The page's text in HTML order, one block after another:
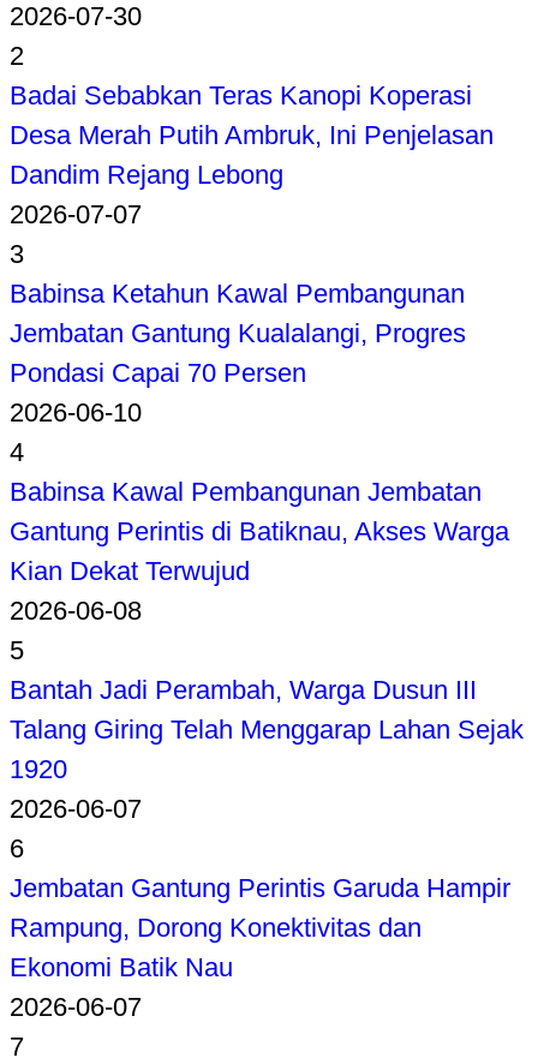
2026-07-30
2
Badai Sebabkan Teras Kanopi Koperasi
Desa Merah Putih Ambruk, Ini Penjelasan
Dandim Rejang Lebong
2026-07-07
3
Babinsa Ketahun Kawal Pembangunan
Jembatan Gantung Kualalangi, Progres
Pondasi Capai 70 Persen
2026-06-10
4
Babinsa Kawal Pembangunan Jembatan
Gantung Perintis di Batiknau, Akses Warga
Kian Dekat Terwujud
2026-06-08
5
Bantah Jadi Perambah, Warga Dusun III
Talang Giring Telah Menggarap Lahan Sejak
1920
2026-06-07
6
Jembatan Gantung Perintis Garuda Hampir
Rampung, Dorong Konektivitas dan
Ekonomi Batik Nau
2026-06-07
7